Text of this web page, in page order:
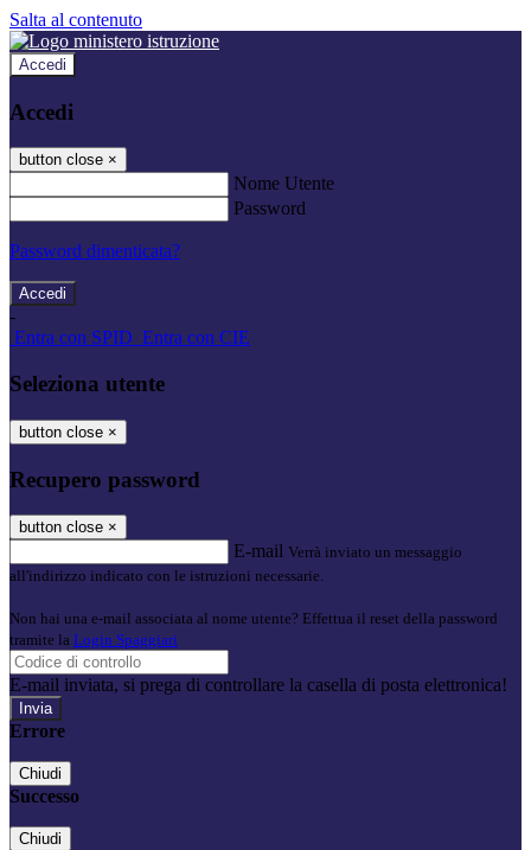
Salta al contenuto
Accedi
Accedi
button close ×
Nome Utente
Password
Password dimenticata?
-
Entra con SPID Entra con CIE
Seleziona utente
button close ×
Recupero password
button close ×
E-mail Verrà inviato un messaggio
all'indirizzo indicato con le istruzioni necessarie.
Non hai una e-mail associata al nome utente? Effettua il reset della password
tramite la Login Spaggiari
E-mail inviata, si prega di controllare la casella di posta elettronica!
Errore
Chiudi
Successo
Chiudi